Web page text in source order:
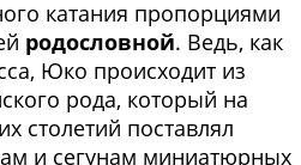
катания пропорциями
родословной. Ведь, как
Юко происходит из
рода, который на
столетий поставлял
и сегунам миниатюрных